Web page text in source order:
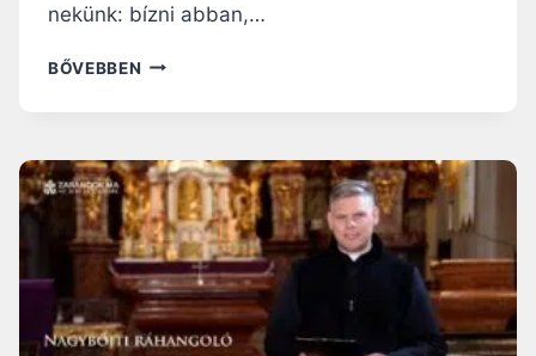
nekünk: bízni abban,…
BŐVEBBEN NAGYBÖJTI
VÁRAKOZÁS
CSENDJÉBEN